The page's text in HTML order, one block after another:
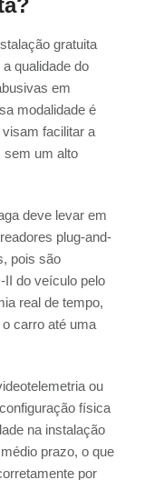
gratuita
qualidade do
em
modalidade é
visam facilitar a
sem um alto
deve levar em
plug-and-
pois são
II do veículo pelo
real de tempo,
carro até uma
ou
física
na instalação
prazo, o que
por